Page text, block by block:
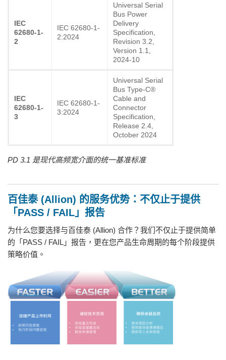
IEC
62680-1-
2
IEC 62680-1-
2:2024
Universal Serial
Bus Power
Delivery
Specification,
Revision 3.2,
Version 1.1,
2024-10
IEC
62680-1-
3
IEC 62680-1-
3:2024
Universal Serial
Bus Type-C®
Cable and
Connector
Specification,
Release 2.4,
October 2024
PD 3.1 是现代高频宽介面的统一基准标准
百佳泰 (Allion) 的服务优势：不仅止于提供
「PASS / FAIL」报告
为什么您要选择与百佳泰 (Allion) 合作？我们不仅止于提供简单
的「PASS / FAIL」报告，更在您产品生命周期的每个阶段提供
策略价值。